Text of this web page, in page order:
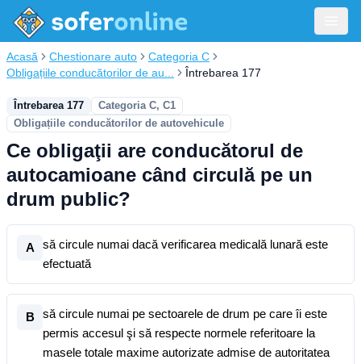
Acasă Chestionare auto
Categoria C
Obligațiile conducătorilor de au...
Întrebarea 177
Întrebarea 177
Categoria C, C1
Obligațiile conducătorilor de autovehicule
Ce obligaţii are conducătorul de
autocamioane când circulă pe un
drum public?
A
să circule numai dacă verificarea medicală lunară este
efectuată
B
să circule numai pe sectoarele de drum pe care îi este
permis accesul şi să respecte normele referitoare la
masele totale maxime autorizate admise de autoritatea